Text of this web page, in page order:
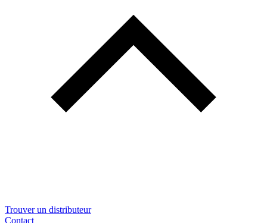
Trouver un distributeur
Contact